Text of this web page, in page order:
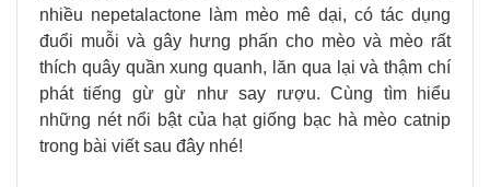
nhiều nepetalactone làm mèo mê dại, có tác dụng
đuổi muỗi và gây hưng phấn cho mèo và mèo rất
thích quây quần xung quanh, lăn qua lại và thậm chí
phát tiếng gừ gừ như say rượu.Cùng tìm hiểu
những nét nổi bật của hạt giống bạc hà mèo catnip
trong bài viết sau đây nhé!